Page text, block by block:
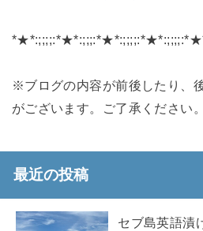
※ブログの内容が前後したり、
がございます。ご了承ください。
最近の投稿
セブ島英語漬